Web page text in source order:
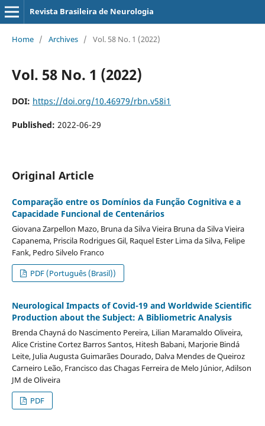
Revista Brasileira de Neurologia
Home / Archives / Vol. 58 No. 1 (2022)
Vol. 58 No. 1 (2022)
DOI: https://doi.org/10.46979/rbn.v58i1
Published: 2022-06-29
Original Article
Comparação entre os Domínios da Função Cognitiva e a
Capacidade Funcional de Centenários
Giovana Zarpellon Mazo, Bruna da Silva Vieira Bruna da Silva Vieira
Capanema, Priscila Rodrigues Gil, Raquel Ester Lima da Silva, Felipe
Fank, Pedro Silvelo Franco
PDF (Português (Brasil))
Neurological Impacts of Covid-19 and Worldwide Scientific
Production about the Subject: A Bibliometric Analysis
Brenda Chayná do Nascimento Pereira, Lilian Maramaldo Oliveira,
Alice Cristine Cortez Barros Santos, Hitesh Babani, Marjorie Bindá
Leite, Julia Augusta Guimarães Dourado, Dalva Mendes de Queiroz
Carneiro Leão, Francisco das Chagas Ferreira de Melo Júnior, Adilson
JM de Oliveira
PDF